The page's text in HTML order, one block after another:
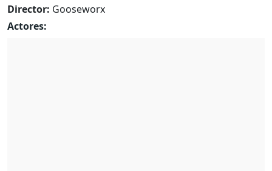
Director: Gooseworx
Actores: